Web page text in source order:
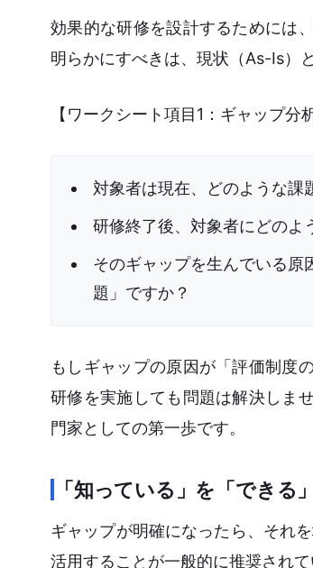
効果的な研修を設計するためには
明らかにすべきは、現状（As-Is）
【ワークシート項目1：ギャップ分析
対象者は現在、どのような課
研修終了後、対象者にどのよ
そのギャップを生んでいる原
題」ですか？
もしギャップの原因が「評価制度
研修を実施しても問題は解決しま
門家としての第一歩です。
「知っている」を「できる
ギャップが明確になったら、それ
活用することが一般的に推奨されて